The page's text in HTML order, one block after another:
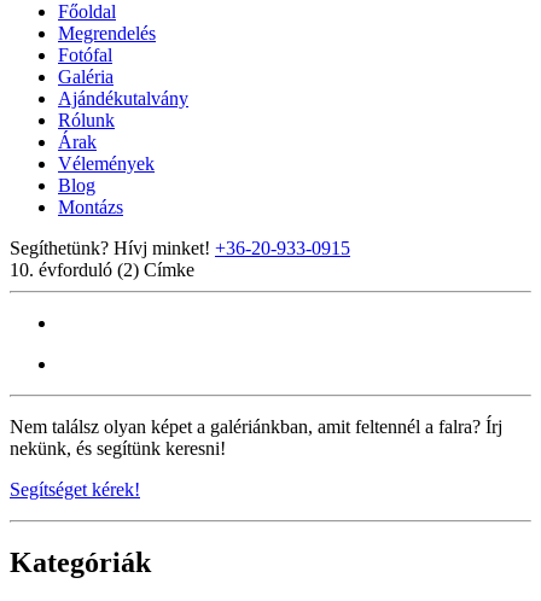
Főoldal
Megrendelés
Fotófal
Galéria
Ajándékutalvány
Rólunk
Árak
Vélemények
Blog
Montázs
Segíthetünk? Hívj minket! +36-20-933-0915
10. évforduló (2) Címke
Nem találsz olyan képet a galériánkban, amit feltennél a falra? Írj
nekünk, és segítünk keresni!
Segítséget kérek!
Kategóriák